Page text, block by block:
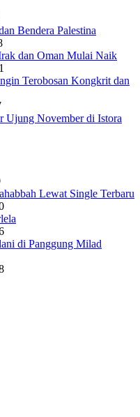
Bendera Palestina
dan Oman Mulai Naik
Terobosan Kongkrit dan
Ujung November di Istora
Lewat Single Terbaru
di Panggung Milad